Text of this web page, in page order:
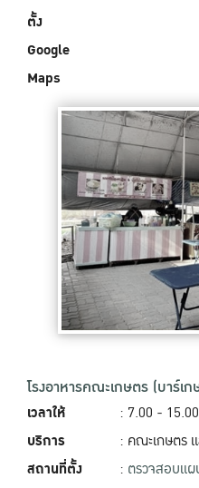
ตั้ง
Google
Maps
โรงอาหารคณะเกษตร (บาร์เก
เวลาให้
บริการ
สถานที่ตั้ง
: 7.00 -
: คณะเกษตร
: ตรวจสอบแ